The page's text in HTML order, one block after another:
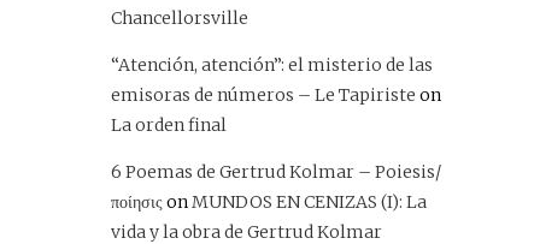
Chancellorsville
“Atención, atención”: el misterio de las
emisoras de números – Le Tapiriste on
La orden final
6 Poemas de Gertrud Kolmar – Poiesis/
ποίησις onMUNDOS EN CENIZAS (I): La
vida y la obra de Gertrud Kolmar